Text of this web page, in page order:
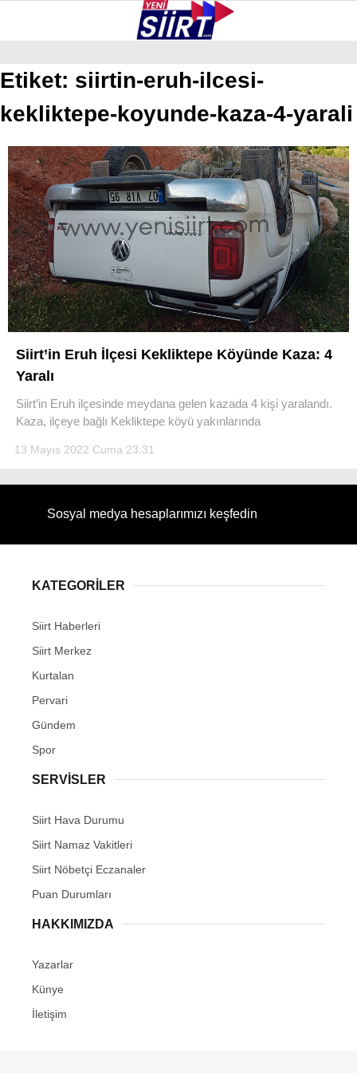
GALERİ VİDEO YAZARLAR
ERUH
BAYKAN
PERVARI
ŞIRVAN
TILLO
GÜNDEM
NÖBETÇI ECZANELER
Etiket: siirtin-eruh-ilcesi-
kekliktepe-koyunde-kaza-4-yarali
Siirt’in Eruh İlçesi Kekliktepe Köyünde Kaza: 4
Yaralı
Siirt’in Eruh ilçesinde meydana gelen kazada 4 kişi yaralandı.
Kaza, ilçeye bağlı Kekliktepe köyü yakınlarında
13 Mayıs 2022 Cuma 23:31
Sosyal medya hesaplarımızı keşfedin
KATEGORİLER
Siirt Haberleri
Siirt Merkez
Kurtalan
Pervari
Gündem
Spor
SERVİSLER
Siirt Hava Durumu
Siirt Namaz Vakitleri
Siirt Nöbetçi Eczanaler
Puan Durumları
HAKKIMIZDA
Yazarlar
Künye
İletişim